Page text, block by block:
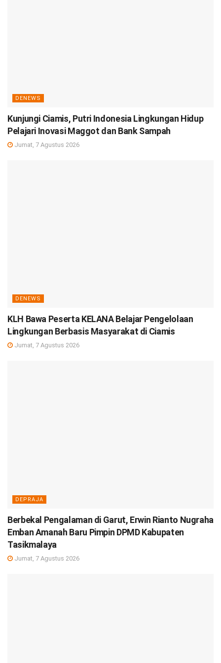
DENEWS
Kunjungi Ciamis, Putri Indonesia Lingkungan Hidup
Pelajari Inovasi Maggot dan Bank Sampah
Jumat, 7 Agustus 2026
DENEWS
KLH Bawa Peserta KELANA Belajar Pengelolaan
Lingkungan Berbasis Masyarakat di Ciamis
Jumat, 7 Agustus 2026
DEPRAJA
Berbekal Pengalaman di Garut, Erwin Rianto Nugraha
Emban Amanah Baru Pimpin DPMD Kabupaten
Tasikmalaya
Jumat, 7 Agustus 2026